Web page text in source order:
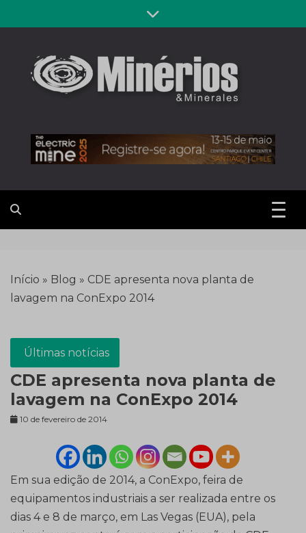
to
Revista
Minérios &
Minerales
Início » Blog » CDE apresenta nova planta de
lavagem na ConExpo 2014
Últimas notícias
CDE apresenta nova planta de
lavagem na ConExpo 2014
10 de fevereiro de 2014
Em sua edição de 2014, a ConExpo, feira de
equipamentos industriais a ser realizada entre os
dias 4 e 8 de março, em Las Vegas (EUA), pela